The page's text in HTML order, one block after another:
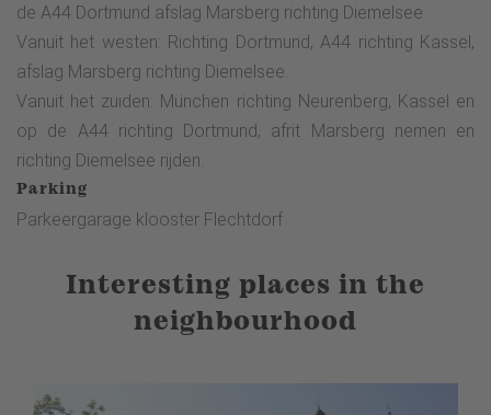
de A44 Dortmund afslag Marsberg richting Diemelsee
Vanuit het westen: Richting Dortmund, A44 richting Kassel,
afslag Marsberg richting Diemelsee.
Vanuit het zuiden: München richting Neurenberg, Kassel en
op de A44 richting Dortmund, afrit Marsberg nemen en
richting Diemelsee rijden.
Parking
Parkeergarage klooster Flechtdorf
Interesting places in the
neighbourhood